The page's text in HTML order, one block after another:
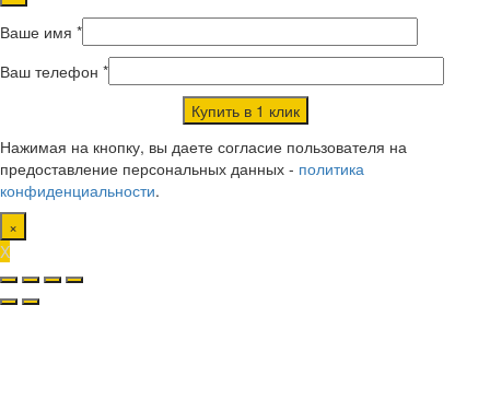
Ваше имя *
Ваш телефон *
Нажимая на кнопку, вы даете согласие пользователя на
предоставление персональных данных - политика
конфиденциальности.
×
X